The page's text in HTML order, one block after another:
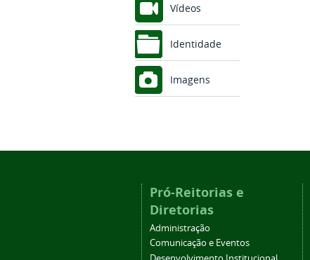
Vídeos
Identidade
Imagens
Pró-Reitorias e
Diretorias
Administração
Comunicação e Eventos